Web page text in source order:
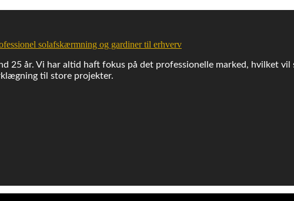
25 år. Vi har altid haft fokus på det professionelle marked, hvilket
til store projekter.